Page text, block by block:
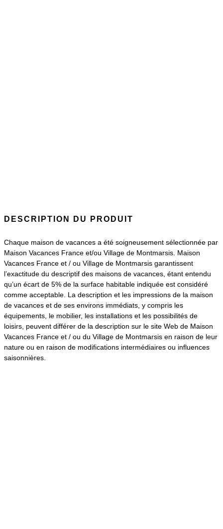
DESCRIPTION DU PRODUIT
Chaque maison de vacances a été soigneusement sélectionnée par
Maison Vacances France et/ou Village de Montmarsis. Maison
Vacances France et / ou Village de Montmarsis garantissent
l’exactitude du descriptif des maisons de vacances, étant entendu
qu’un écart de 5% de la surface habitable indiquée est considéré
comme acceptable. La description et les impressions de la maison
de vacances et de ses environs immédiats, y compris les
équipements, le mobilier, les installations et les possibilités de
loisirs, peuvent différer de la description sur le site Web de Maison
Vacances France et / ou du Village de Montmarsis en raison de leur
nature ou en raison de modifications intermédiaires ou influences
saisonnières.